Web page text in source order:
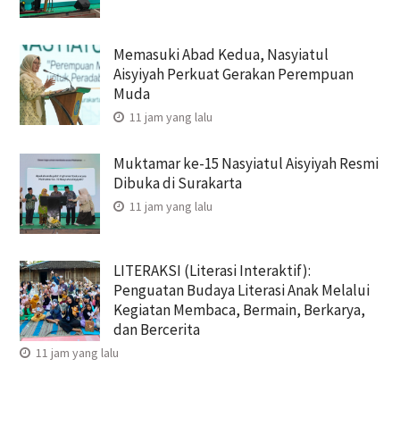
Memasuki Abad Kedua, Nasyiatul
Aisyiyah Perkuat Gerakan Perempuan
Muda
11 jam yang lalu
Muktamar ke-15 Nasyiatul Aisyiyah Resmi
Dibuka di Surakarta
11 jam yang lalu
LITERAKSI (Literasi Interaktif):
Penguatan Budaya Literasi Anak Melalui
Kegiatan Membaca, Bermain, Berkarya,
dan Bercerita
11 jam yang lalu